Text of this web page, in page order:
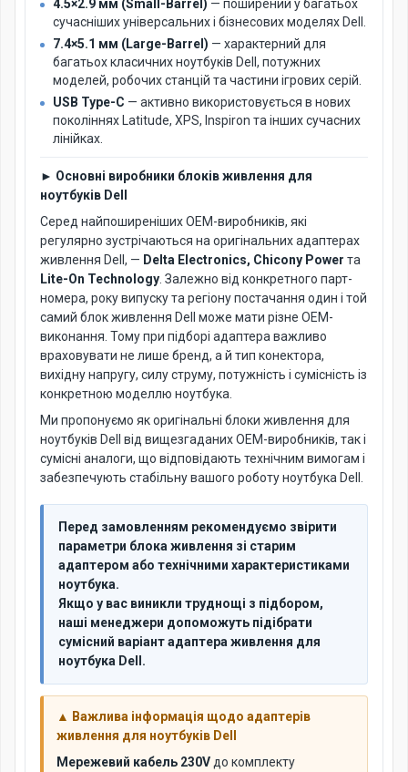
4.5×2.9 мм (Small-Barrel) — поширений у багатьох
сучасніших універсальних і бізнесових моделях Dell.
7.4×5.1 мм (Large-Barrel) — характерний для
багатьох класичних ноутбуків Dell, потужних
моделей, робочих станцій та частини ігрових серій.
USB Type-C — активно використовується в нових
поколіннях Latitude, XPS, Inspiron та інших сучасних
лінійках.
► Основні виробники блоків живлення для
ноутбуків Dell
Серед найпоширеніших OEM-виробників, які
регулярно зустрічаються на оригінальних адаптерах
живлення Dell, — Delta Electronics, Chicony Power та
Lite-On Technology . Залежно від конкретного парт-
номера, року випуску та регіону постачання один і той
самий блок живлення Dell може мати різне OEM-
виконання. Тому при підборі адаптера важливо
враховувати не лише бренд, а й тип конектора,
вихідну напругу, силу струму, потужність і сумісність із
конкретною моделлю ноутбука.
Ми пропонуємо як оригінальні блоки живлення для
ноутбуків Dell від вищезгаданих OEM-виробників, так і
сумісні аналоги, що відповідають технічним вимогам і
забезпечують стабільну вашого роботу ноутбука Dell.
Перед замовленням рекомендуємо звірити
параметри блока живлення зі старим
адаптером або технічними характеристиками
ноутбука.
Якщо у вас виникли труднощі з підбором,
наші менеджери допоможуть підібрати
сумісний варіант адаптера живлення для
ноутбука Dell.
▲ Важлива інформація щодо адаптерів
живлення для ноутбуків Dell
Мережевий кабель 230V до комплекту